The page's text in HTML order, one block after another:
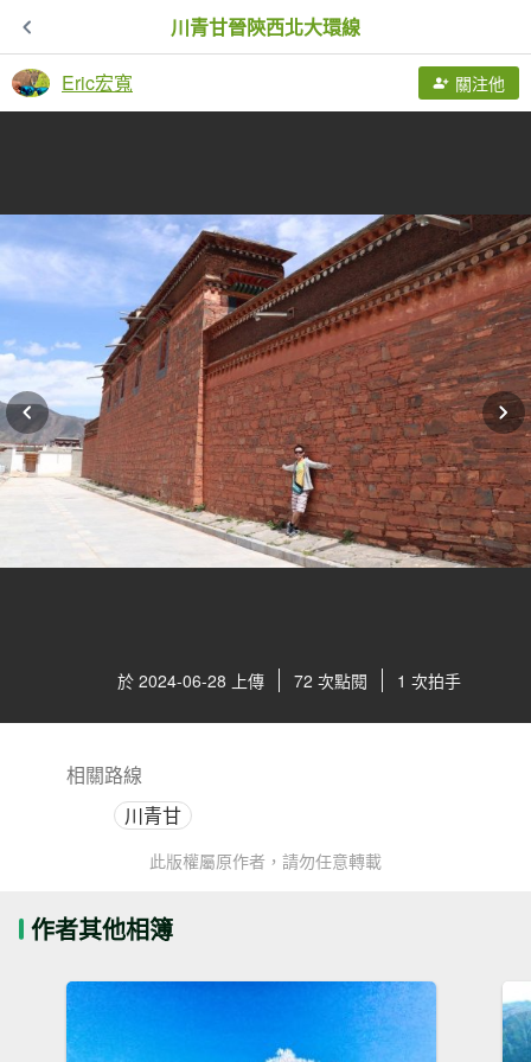
川青甘晉陝西北大環線
Eric宏寬 關注他
於 2024-06-28 上傳 72 次點閱 1 次拍手
相關路線
川青甘
此版權屬原作者，請勿任意轉載
作者其他相簿